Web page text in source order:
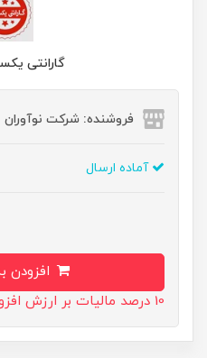
گارانتی
فروشنده: شرکت نوآوران
آماده ارسال
10 درصد مالیات بر ارزش افزوده اضافه خواهد شد.